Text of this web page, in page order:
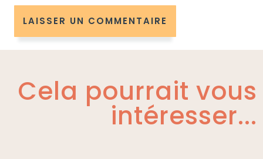
Cela pourrait vous
intéresser...